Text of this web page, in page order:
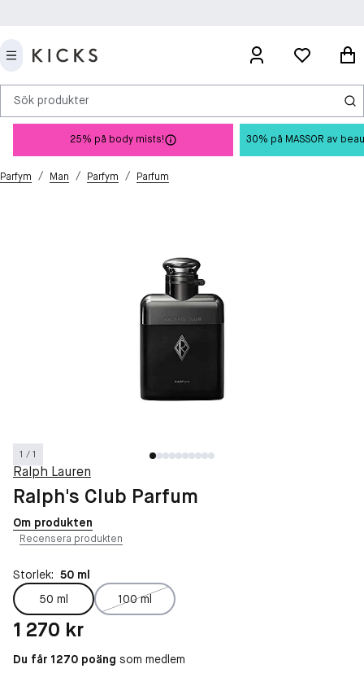
Sök produkter
25% på body mists! 30% på MASSOR av
Parfym / Man / Parfym / Parfum
1 / 1
Ralph Lauren
Ralph's Club Parfum
Om produkten
Recensera produkten
Storlek: 50 ml
50 ml
100 ml
Pris: 1 270 kr
1 270 kr
Du får 1270 poäng som medlem